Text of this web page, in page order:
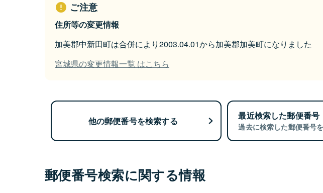
ご注意
住所等の変更情報
加美郡中新田町は合併により2003.04.01から加美郡加美町になりました
宮城県の変更情報一覧 はこちら
他の郵便番号を検索する 最近検索した郵便番号
過去に検索した郵便番号
郵便番号検索に関する情報